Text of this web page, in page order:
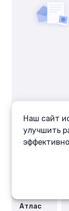
Атлас
Наш сайт
улучшить